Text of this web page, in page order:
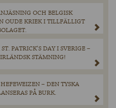
OCH BELGISK
OUDE KRIEK I TILLFÄLLIGT
PATRICK’S DAY I SVERIGE –
STÄMNING!
– DEN TYSKA
PÅ BURK.